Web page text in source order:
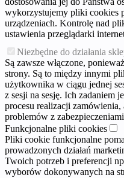
wykorzystujemy pliki cookies
urządzeniach. Kontrolę nad
ustawienia przeglądarki
Niezbędne do działania
Są zawsze włączone,
strony. Są to między innymi
użytkownika w ciągu jednej
z sesji na sesję. Ich zadaniem
procesu realizacji
problemów z
Funkcjonalne pliki cookies
Pliki cookie funkcjonalne
prowadzonych działań
Twoich potrzeb i preferencji
wyborów dokonywanych na